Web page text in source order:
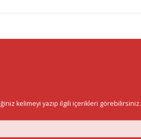
kelimeyi yazıp ilgili içerikleri görebilirsiniz.